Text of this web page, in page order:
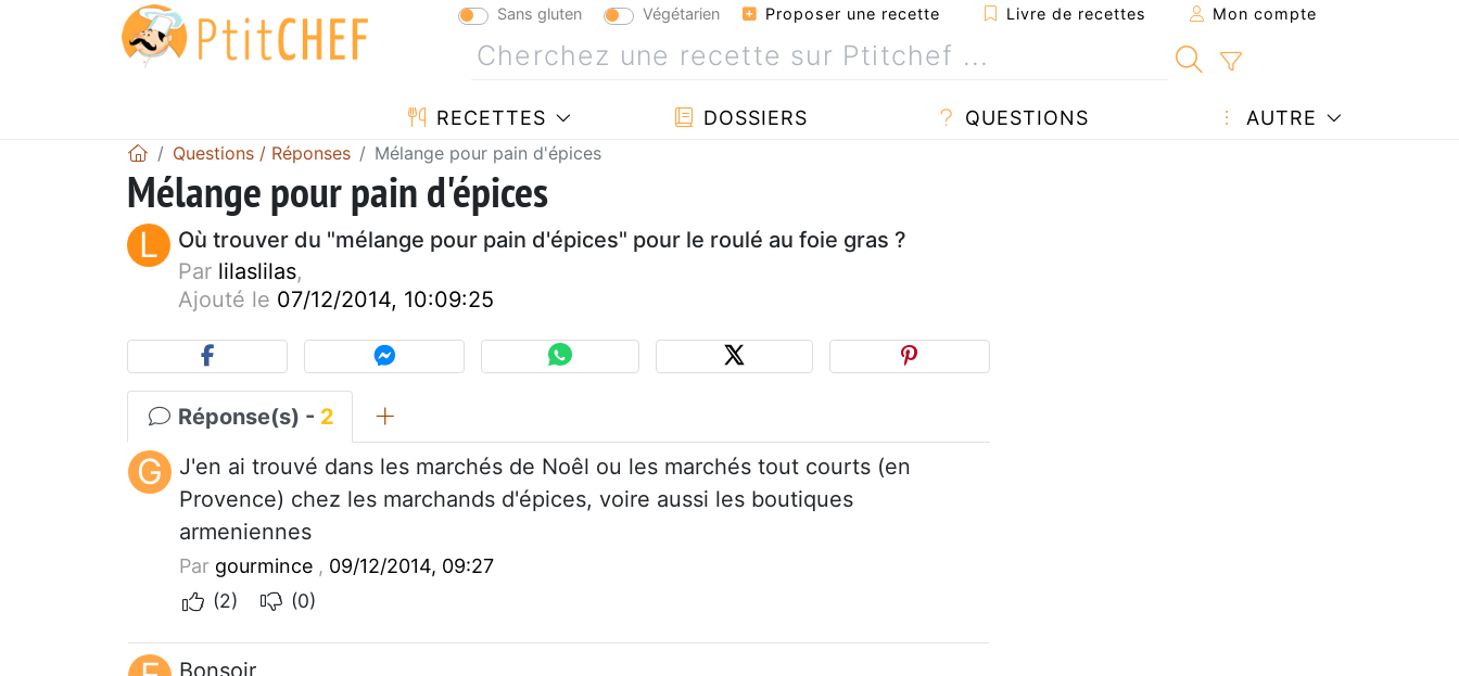
Sans gluten Végétarien Proposer une recette Livre de recettes Mon compte
RECETTES DOSSIERS QUESTIONS AUTRE
Questions / Réponses Mélange pour pain d'épices
Mélange pour pain d'épices
L
Où trouver du "mélange pour pain d'épices" pour le roulé au foie gras ?
Par lilaslilas,
Ajouté le 07/12/2014, 10:09:25
Réponse(s) - 2
G
J'en ai trouvé dans les marchés de Noêl ou les marchés tout courts (en
Provence) chez les marchands d'épices, voire aussi les boutiques
armeniennes
Par gourmince , 09/12/2014, 09:27
(2)
(0)
Bonsoir